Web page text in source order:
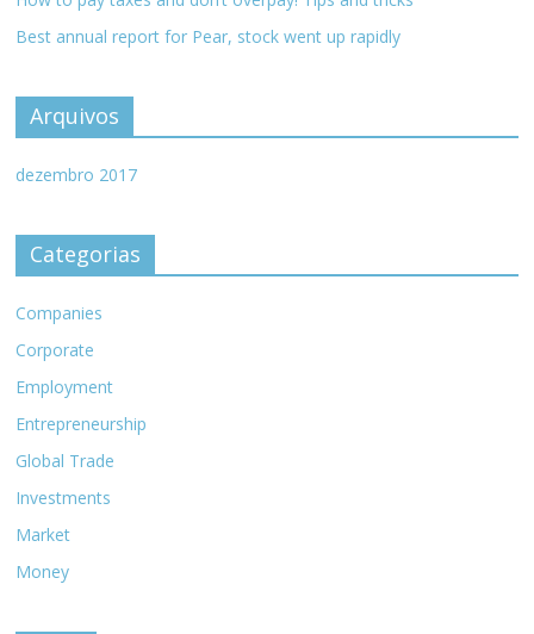
Best annual report for Pear, stock went up rapidly
Arquivos
dezembro 2017
Categorias
Companies
Corporate
Employment
Entrepreneurship
Global Trade
Investments
Market
Money